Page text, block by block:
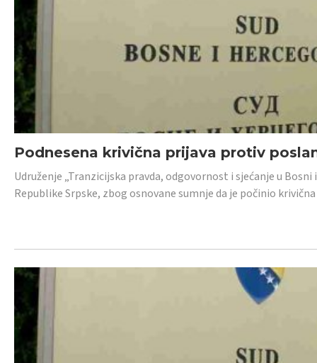
Podnesena krivična prijava protiv
Udruženje „Tranzicijska pravda, odgovornost i sjećanje u
Republike Srpske, zbog osnovane sumnje da je počinio